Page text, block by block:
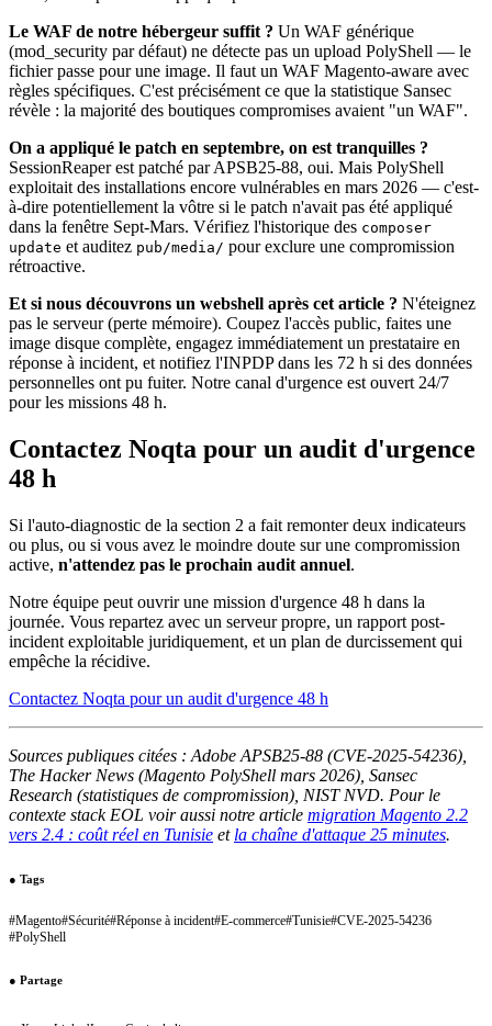
Le WAF de notre hébergeur suffit ? Un WAF générique
(mod_security par défaut) ne détecte pas un upload PolyShell — le
fichier passe pour une image. Il faut un WAF Magento-aware avec
règles spécifiques. C'est précisément ce que la statistique Sansec
révèle : la majorité des boutiques compromises avaient "un WAF".
On a appliqué le patch en septembre, on est tranquilles ?
SessionReaper est patché par APSB25-88, oui. Mais PolyShell
exploitait des installations encore vulnérables en mars 2026 — c'est-
à-dire potentiellement la vôtre si le patch n'avait pas été appliqué
dans la fenêtre Sept-Mars. Vérifiez l'historique des composer
update et auditez pub/media/ pour exclure une compromission
rétroactive.
Et si nous découvrons un webshell après cet article ? N'éteignez
pas le serveur (perte mémoire). Coupez l'accès public, faites une
image disque complète, engagez immédiatement un prestataire en
réponse à incident, et notifiez l'INPDP dans les 72 h si des données
personnelles ont pu fuiter. Notre canal d'urgence est ouvert 24/7
pour les missions 48 h.
Contactez Noqta pour un audit d'urgence
48 h
Si l'auto-diagnostic de la section 2 a fait remonter deux indicateurs
ou plus, ou si vous avez le moindre doute sur une compromission
active, n'attendez pas le prochain audit annuel.
Notre équipe peut ouvrir une mission d'urgence 48 h dans la
journée. Vous repartez avec un serveur propre, un rapport post-
incident exploitable juridiquement, et un plan de durcissement qui
empêche la récidive.
Contactez Noqta pour un audit d'urgence 48 h
Sources publiques citées : Adobe APSB25-88 (CVE-2025-54236),
The Hacker News (Magento PolyShell mars 2026), Sansec
Research (statistiques de compromission), NIST NVD. Pour le
contexte stack EOL voir aussi notre article migration Magento 2.2
vers 2.4 : coût réel en Tunisie et la chaîne d'attaque 25 minutes.
● Tags
#Magento#Sécurité#Réponse à incident#E-commerce#Tunisie#CVE-2025-54236
#PolyShell
● Partage